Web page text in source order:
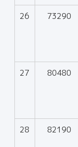
26 73290
27 80480
28 82190